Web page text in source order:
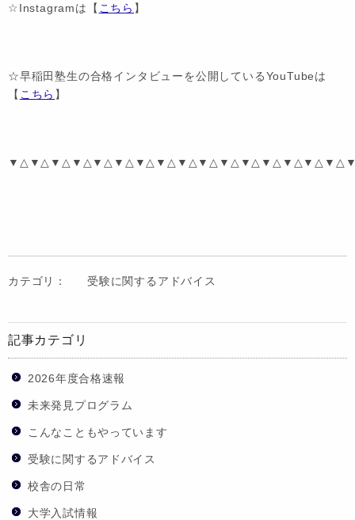
☆Instagramは【 こちら 】
☆早稲田塾生の合格インタビューを公開しているYouTubeは
【 こちら 】
カテゴリ： 受験に関するアドバイス
記事カテゴリ
2026年度合格速報
未来発見プログラム
こんなこともやっています
受験に関するアドバイス
校舎の日常
大学入試情報